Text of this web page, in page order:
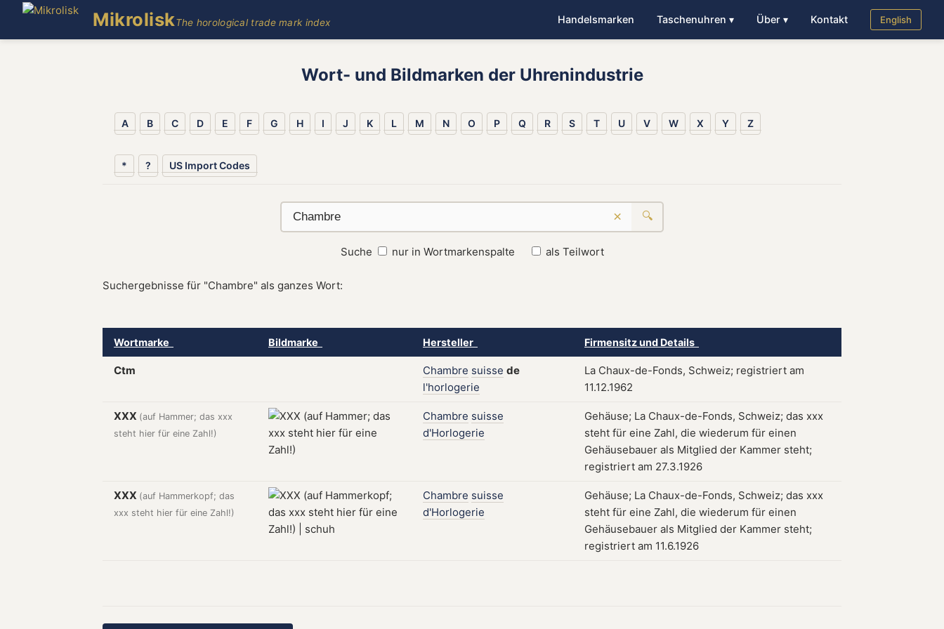
MikroliskThe horological trade mark index Handelsmarken Taschenuhren ▾ Über ▾ Kontakt English
Wort- und Bildmarken der Uhrenindustrie
A B C D E F G H I J K L M N O P Q R S T U V W X Y Z
* ? US Import Codes
× 🔍
Suche nur in Wortmarkenspalte als Teilwort
Suchergebnisse für "Chambre" als ganzes Wort:
Wortmarke Bildmarke Hersteller Firmensitz und Details
Ctm Chambre suisse de
l'horlogerie
La Chaux-de-Fonds, Schweiz; registriert am
11.12.1962
XXX (auf Hammer; das xxx
steht hier für eine Zahl!)
Chambre suisse
d'Horlogerie
Gehäuse; La Chaux-de-Fonds, Schweiz; das xxx
steht für eine Zahl, die wiederum für einen
Gehäusebauer als Mitglied der Kammer steht;
registriert am 27.3.1926
XXX (auf Hammerkopf; das
xxx steht hier für eine Zahl!)
Chambre suisse
d'Horlogerie
Gehäuse; La Chaux-de-Fonds, Schweiz; das xxx
steht für eine Zahl, die wiederum für einen
Gehäusebauer als Mitglied der Kammer steht;
registriert am 11.6.1926